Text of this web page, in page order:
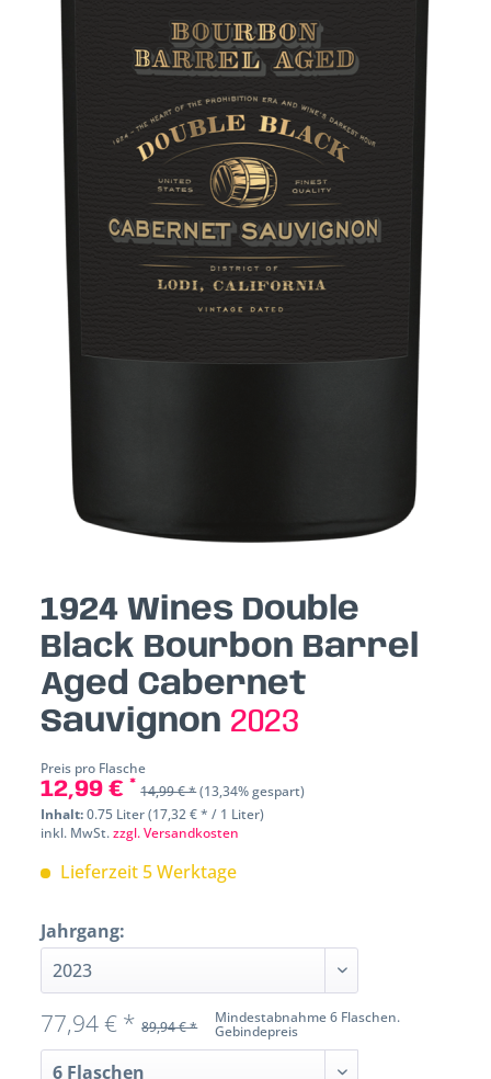
1924 Wines Double
Black Bourbon Barrel
Aged Cabernet
Sauvignon 2023
Preis pro Flasche
12,99 € * 14,99 € *(13,34% gespart)
Inhalt:0.75 Liter (17,32 € * / 1 Liter)
inkl. MwSt.zzgl. Versandkosten
Lieferzeit 5 Werktage
Jahrgang:
Mindestabnahme 6 Flaschen.
Gebindepreis
77,94 € * 89,94 € *